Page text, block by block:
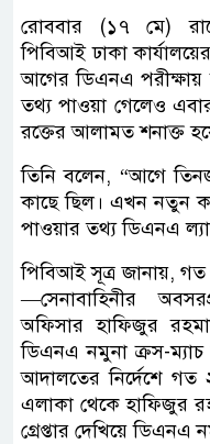
রোববার (১৭ মে)
পিবিআই ঢাকা
আগের ডিএনএ পরীক্ষায়
তথ্য পাওয়া গেলেও
রক্তের আলামত শনাক্ত
তিনি বলেন, “আগে
কাছে ছিল। এখন
পাওয়ার তথ্য ডিএনএ
পিবিআই সূত্র জানায়,
—সেনাবাহিনীর
অফিসার হাফিজুর
ডিএনএ নমুনা ক্রস-
আদালতের নির্দেশে গত
এলাকা থেকে হাফিজুর
গ্রেপ্তার দেখিয়ে ডিএনএ